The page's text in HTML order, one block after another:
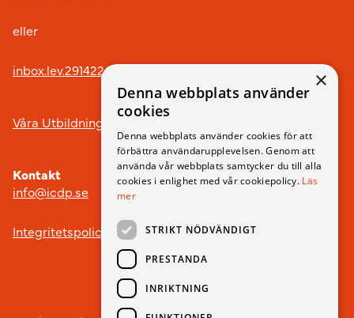
eller
inbox.lev.291422@arkivplats.se
Våra Utbildningar
Kontakt
info@icdp.se
Integritetspolicy
×
Denna webbplats använder
cookies
Denna webbplats använder cookies för att
förbättra användarupplevelsen. Genom att
använda vår webbplats samtycker du till alla
cookies i enlighet med vår cookiepolicy. Läs
mer
STRIKT NÖDVÄNDIGT
PRESTANDA
INRIKTNING